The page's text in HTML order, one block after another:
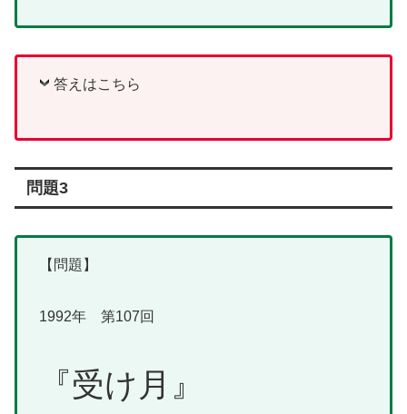
答えはこちら
問題3
【問題】
1992年 第107回
『受け月』